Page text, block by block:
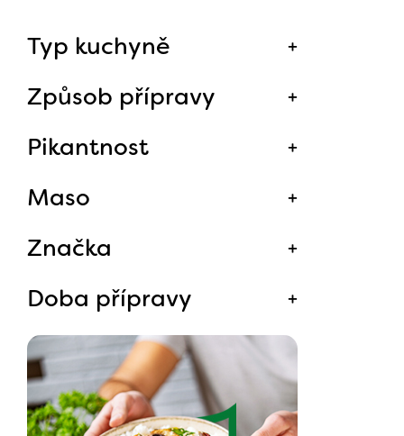
Typ kuchyně
Způsob přípravy
Pikantnost
Maso
Značka
Doba přípravy